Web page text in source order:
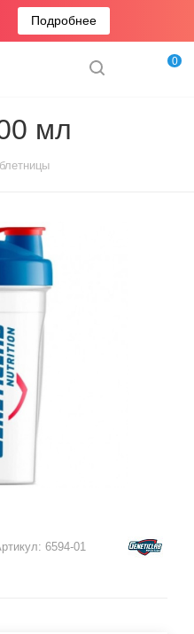
Подробнее
0
мл
6594-01